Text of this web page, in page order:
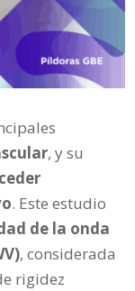
, y su
. Este estudio
de la onda
, considerada
rigidez